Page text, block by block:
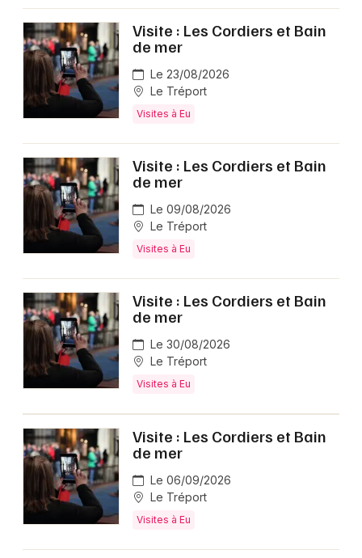
Visite : Les Cordiers et Bain
de mer
Le 23/08/2026
Le Tréport
Visites à Eu
Visite : Les Cordiers et Bain
de mer
Le 09/08/2026
Le Tréport
Visites à Eu
Visite : Les Cordiers et Bain
de mer
Le 30/08/2026
Le Tréport
Visites à Eu
Visite : Les Cordiers et Bain
de mer
Le 06/09/2026
Le Tréport
Visites à Eu